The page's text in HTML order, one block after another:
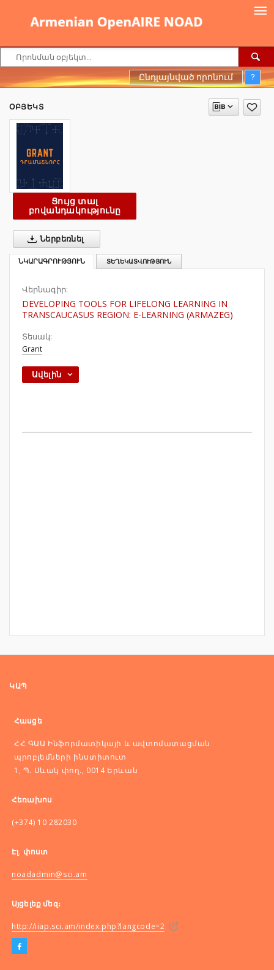
Ընդլայնված որոնում ?
ՕԲՅԵԿՏ
Ցույց տալ
բովանդակությունը
Ներբեռնել
ՆԿԱՐԱԳՐՈՒԹՅՈՒՆ ՏԵՂԵԿԱՏՎՈՒԹՅՈՒՆ
Վերնագիր:
DEVELOPING TOOLS FOR LIFELONG LEARNING IN
TRANSCAUCASUS REGION: E-LEARNING (ARMAZEG)
Տեսակ:
Grant
Ավելին
ԿԱՊ
Հասցե
ՀՀ ԳԱԱ Ինֆորմատիկայի և ավտոմատացման
պրոբլեմների ինստիտուտ
1, Պ. Սևակ փող., 0014 Երևան
Հեռախոս
(+374) 10 282030
Էլ. փոստ
noadadmin@sci.am
Այցելեք մեզ։
http://iiap.sci.am/index.php?langcode=2